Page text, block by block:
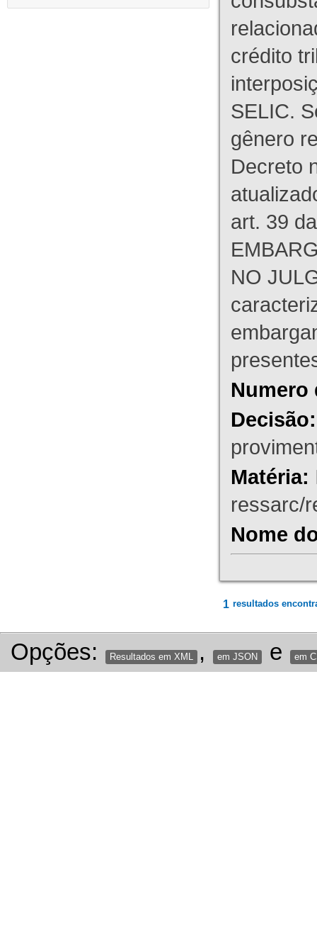
crédito
SELIC.
gênero
Decreto
art. 39
NO
Numero
Decisão:
Matéria:
ressarc/
Nome
1 resultados
Opções: Resultados em XML , em JSON e em